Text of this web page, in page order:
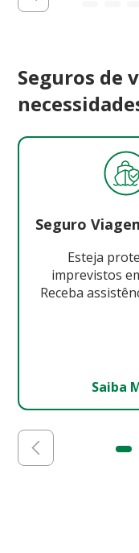
Seguros de
Seguro
Esteja
imprevistos
Receba
Saiba